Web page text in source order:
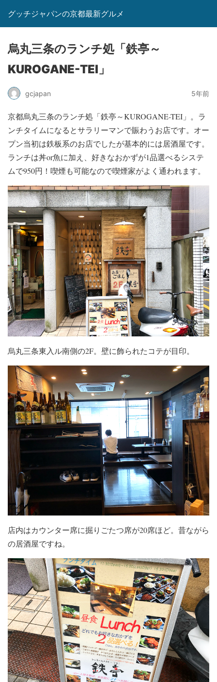
グッチジャパンの京都最新グルメ
烏丸三条のランチ処「鉄亭～
KUROGANE-TEI」
gcjapan 5年前
京都烏丸三条のランチ処「鉄亭～KUROGANE-TEI」。ラ
ンチタイムになるとサラリーマンで賑わうお店です。オー
プン当初は鉄板系のお店でしたが基本的には居酒屋です。
ランチは丼or魚に加え、好きなおかずが1品選べるシステ
ムで950円！喫煙も可能なので喫煙家がよく通われます。
烏丸三条東入ル南側の2F。壁に飾られたコテが目印。
店内はカウンター席に掘りごたつ席が20席ほど。昔ながら
の居酒屋ですね。